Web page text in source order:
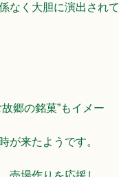
なく大胆に演出されて
郷の銘菓”もイメー
が来たようです。